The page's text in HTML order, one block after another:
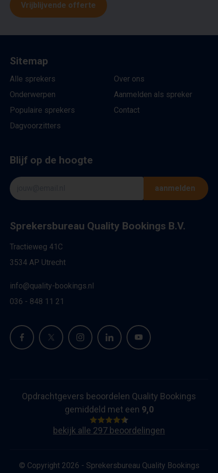
Vrijblijvende offerte
Sitemap
Alle sprekers
Onderwerpen
Populaire sprekers
Dagvoorzitters
Over ons
Aanmelden als spreker
Contact
Blijf op de hoogte
aanmelden
Sprekersbureau Quality Bookings B.V.
Tractieweg 41C
3534 AP Utrecht
info@quality-bookings.nl
036 - 848 11 21
Opdrachtgevers beoordelen Quality Bookings
gemiddeld met een 9,0
bekijk alle 297 beoordelingen
© Copyright 2026 - Sprekersbureau Quality Bookings